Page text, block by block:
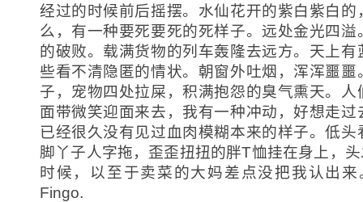
经过的时候前后摇摆。水仙花开的紫白紫白
么，有一种要死要死的死样子。远处金光四
的破败。载满货物的列车轰隆去远方。天上
些看不清隐匿的情状。朝窗外吐烟，浑浑噩
子，宠物四处拉屎，积满抱怨的臭气熏天。
面带微笑迎面来去，我有一种冲动，好想走
已经很久没有见过血肉模糊本来的样子。低
脚丫子人字拖，歪歪扭扭的胖T恤挂在身上，
时候，以至于卖菜的大妈差点没把我认出来
Fingo.